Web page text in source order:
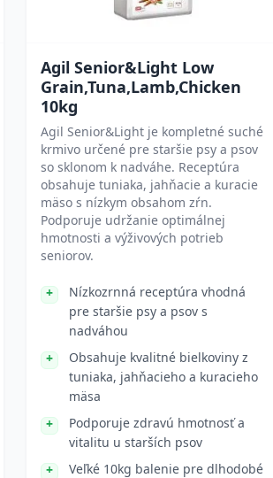
Agil Senior&Light Low
Grain,Tuna,Lamb,Chicken
10kg
Agil Senior&Light je kompletné suché
krmivo určené pre staršie psy a psov
so sklonom k nadváhe. Receptúra
obsahuje tuniaka, jahňacie a kuracie
mäso s nízkym obsahom zŕn.
Podporuje udržanie optimálnej
hmotnosti a výživových potrieb
seniorov.
Nízkozrnná receptúra vhodná
pre staršie psy a psov s
nadváhou
Obsahuje kvalitné bielkoviny z
tuniaka, jahňacieho a kuracieho
mäsa
Podporuje zdravú hmotnosť a
vitalitu u starších psov
Veľké 10kg balenie pre dlhodobé